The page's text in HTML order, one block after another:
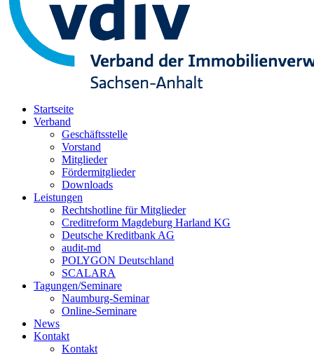
Startseite
Verband
Geschäftsstelle
Vorstand
Mitglieder
Fördermitglieder
Downloads
Leistungen
Rechtshotline für Mitglieder
Creditreform Magdeburg Harland KG
Deutsche Kreditbank AG
audit-md
POLYGON Deutschland
SCALARA
Tagungen/Seminare
Naumburg-Seminar
Online-Seminare
News
Kontakt
Kontakt